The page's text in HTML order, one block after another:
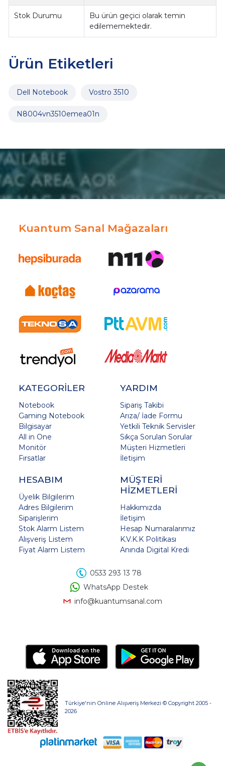
Stok Durumu
Bu ürün geçici olarak temin
edilememektedir.
Ürün Etiketleri
Dell Notebook Vostro 3510
N8004vn3510emea01n
Kuantum Sanal Mağazaları
KATEGORİLER
Notebook
Gaming Notebook
Bilgisayar
All in One
Monitör
Fırsatlar
YARDIM
Sipariş Takibi
Arıza/ İade Formu
Yetkili Teknik Servisler
Sıkça Sorulan Sorular
Müşteri Hizmetleri
İletişim
HESABIM
Üyelik Bilgilerim
Adres Bilgilerim
Siparişlerim
Stok Alarm Listem
Alışveriş Listem
Fiyat Alarm Listem
MÜŞTERİ
HİZMETLERİ
Hakkımızda
İletişim
Hesap Numaralarımız
K.V.K.K Politikası
Anında Digital Kredi
0533 293 13 78
WhatsApp Destek
info@kuantumsanal.com
Türkiye'nin Online Alışveriş Merkezi © Copyright 2005 -
2026